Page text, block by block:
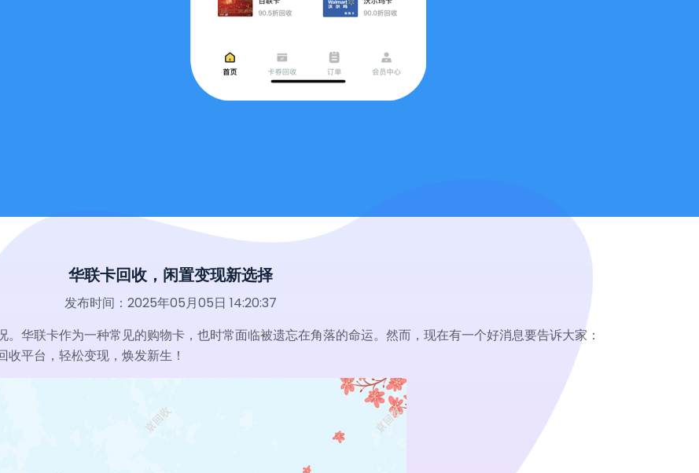
华联卡回收，闲置变现新选择
发布时间：2025年05月05日 14:20:37
。华联卡作为一种常见的购物卡，也时常面临被遗忘在角落的命运。然而，现在有一个好消息要告诉大家：
平台，轻松变现，焕发新生！